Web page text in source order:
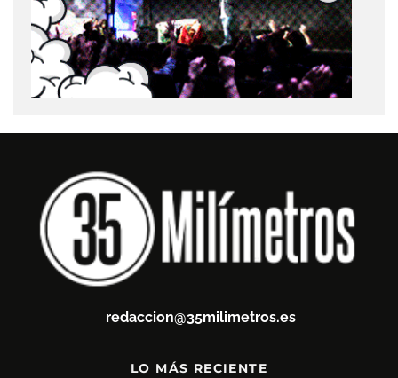
redaccion@35milimetros.es
LO MÁS RECIENTE